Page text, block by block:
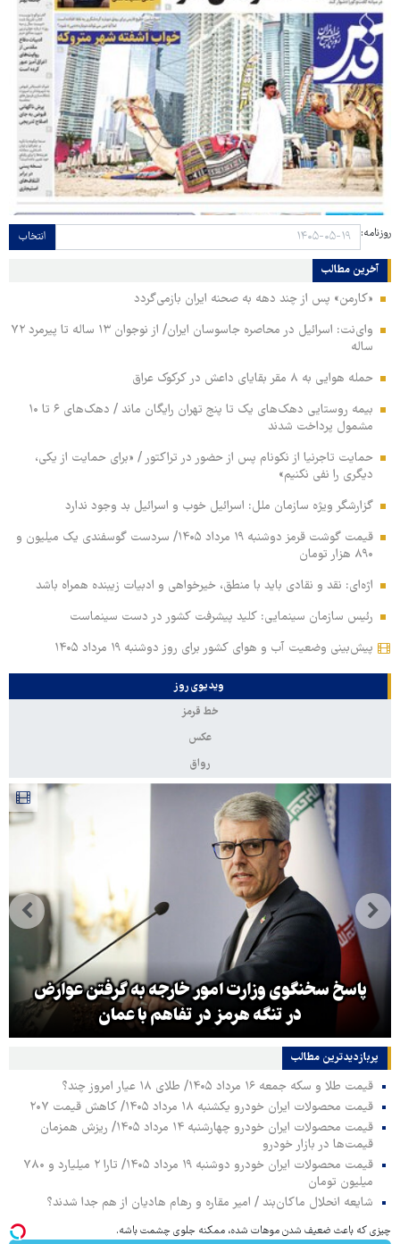
روزنامه: انتخاب
آخرین مطالب
«کارمن» پس از چند دهه به صحنه ایران بازمی‌گردد
وای‌نت: اسرائیل در محاصره جاسوسان ایران/ از نوجوان ۱۳ ساله تا پیرمرد ۷۲
ساله
حمله هوایی به ۸ مقر بقایای داعش در کرکوک عراق
بیمه روستایی دهک‌های یک تا پنج تهران رایگان ماند / دهک‌های ۶ تا ۱۰
مشمول پرداخت شدند
حمایت تاجرنیا از نکونام پس از حضور در تراکتور / «برای حمایت از یکی،
دیگری را نفی نکنیم»
گزارشگر ویژه سازمان ملل: اسرائیل خوب و اسرائیل بد وجود ندارد
قیمت گوشت قرمز دوشنبه ۱۹ مرداد ۱۴۰۵/ سردست گوسفندی یک میلیون و
۸۹۰ هزار تومان
اژه‌ای: نقد و نقادی باید با منطق، خیرخواهی و ادبیات زیبنده همراه باشد
رئیس سازمان سینمایی: کلید پیشرفت کشور در دست سینماست
پیش‌بینی وضعیت آب و هوای کشور برای روز دوشنبه ۱۹ مرداد ۱۴۰۵
ویدیوی روز
خط قرمز
عکس
رواق
پاسخ سخنگوی وزارت امور خارجه به گرفتن عوارض
در تنگه هرمز در تفاهم با عمان
پربازدیدترین‌ مطالب
قیمت طلا و سکه جمعه ۱۶ مرداد ۱۴۰۵/ طلای ۱۸ عیار امروز چند؟
قیمت محصولات ایران خودرو یکشنبه ۱۸ مرداد ۱۴۰۵/ کاهش قیمت ۲۰۷
قیمت محصولات ایران خودرو چهارشنبه ۱۴ مرداد ۱۴۰۵/ ریزش همزمان
قیمت‌ها در بازار خودرو
قیمت محصولات ایران خودرو دوشنبه ۱۹ مرداد ۱۴۰۵/ تارا ۲ میلیارد و ۷۸۰
میلیون تومان
شایعه انحلال ماکان‌بند / امیر مقاره و رهام هادیان از هم جدا شدند؟
چیزی که باعث ضعیف شدن موهات شده، ممکنه جلوی چشمت باشه.